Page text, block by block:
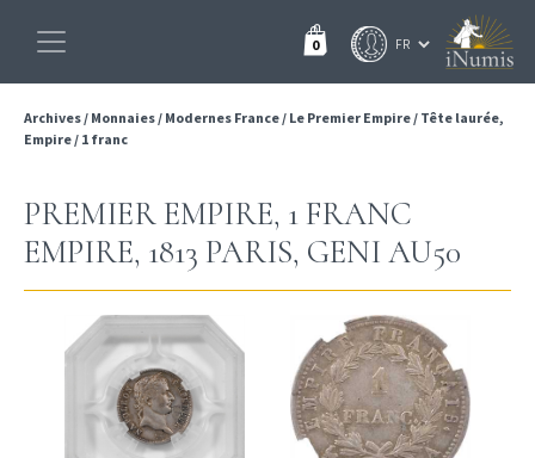
0
Archives/ Monnaies/ Modernes France/ Le Premier Empire/ Tête laurée,
Empire/ 1 franc
PREMIER EMPIRE, 1 FRANC
EMPIRE, 1813 PARIS, GENI AU50